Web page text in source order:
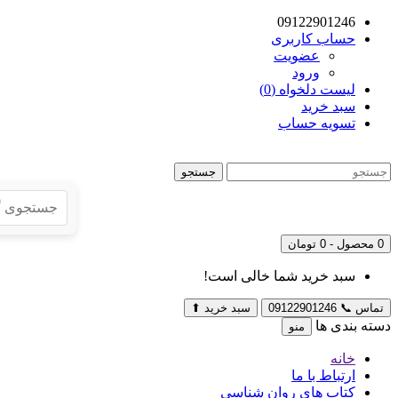
09122901246
حساب کاربری
عضویت
ورود
لیست دلخواه (0)
سبد خرید
تسویه حساب
جستجو
0 محصول - 0 تومان
سبد خرید شما خالی است!
تماس 📞
09122901246 سبد خرید ⬆
دسته بندی ها منو
خانه
ارتباط با ما
کتاب های روان شناسی